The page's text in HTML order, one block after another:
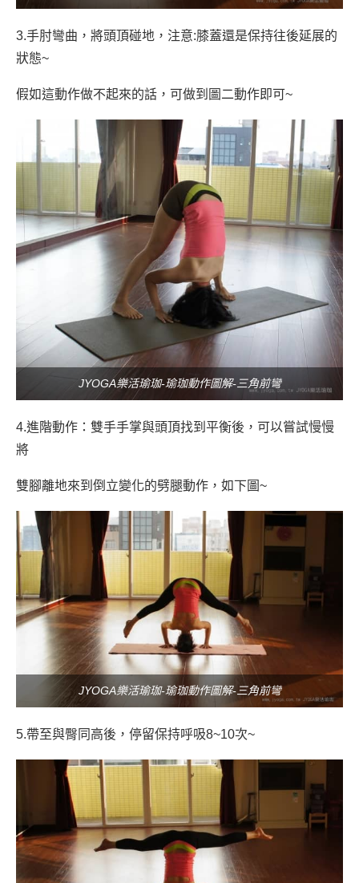
3.手肘彎曲，將頭頂碰地，注意:膝蓋還是保持往後延展的
狀態~
假如這動作做不起來的話，可做到圖二動作即可~
JYOGA樂活瑜珈-瑜珈動作圖解-三角前彎
4.進階動作：雙手手掌與頭頂找到平衡後，可以嘗試慢慢
將
雙腳離地來到倒立變化的劈腿動作，如下圖~
JYOGA樂活瑜珈-瑜珈動作圖解-三角前彎
5.帶至與臀同高後 ， 停留保持呼吸8~10次~